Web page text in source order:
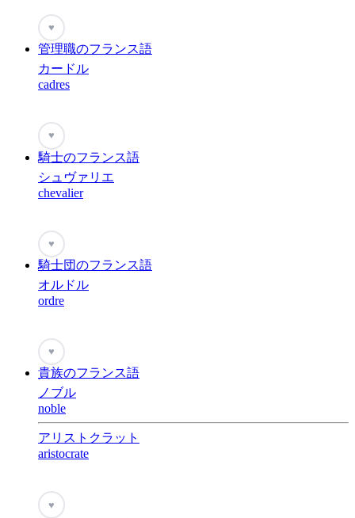
♥
管理職のフランス語
カードル
cadres
♥
騎士のフランス語
シュヴァリエ
chevalier
♥
騎士団のフランス語
オルドル
ordre
♥
貴族のフランス語
ノブル
noble
アリストクラット
aristocrate
♥